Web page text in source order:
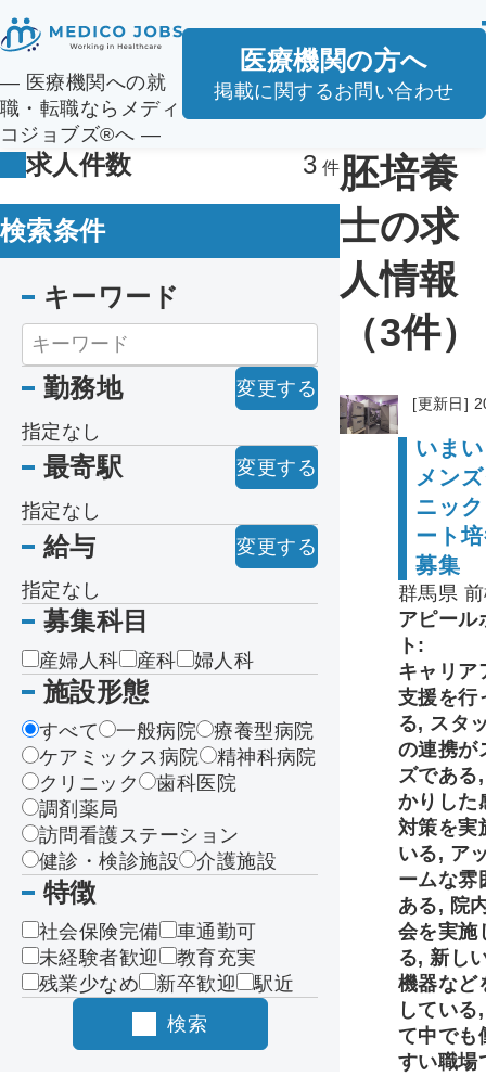
― 医療機関への就
職・転職ならメディ
コジョブズ®へ ―
医療機関の方へ
掲載に関するお問い合わせ
求人件数 3
検索条件
キーワード
勤務地
変更する
指定なし
最寄駅
変更する
指定なし
給与
変更する
指定なし
募集科目
産婦人科 産科 婦人科
施設形態
すべて 一般病院
療養型病院
ケアミックス病院
精神科病院
クリニック
歯科医院
調剤薬局
訪問看護ステーション
健診・検診施設
介護施設
特徴
社会保険完備
車通勤可
未経験者歓迎
教育充実
残業少なめ
新卒歓迎
駅近
検索
胚培養
士の求
人情報
（3件）
[更新日]
いま
メン
ニッ
ート
募集
群馬県
アピール
ト:
キャリア
支援を行
る, スタ
の連携が
ズである
かりした
対策を実
いる, ア
ームな雰
ある, 院
会を実施
る, 新し
機器など
している
て中でも
すい職場